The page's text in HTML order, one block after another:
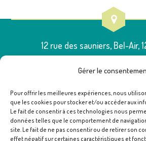
Gérer le
Pour offrir les meilleures expériences, nous
que les cookies pour stocker et/ou accéder aux
Le fait de consentir à ces technologies nous
données telles que le comportement de
site. Le fait de ne pas consentir ou de retirer son
effet négatif sur certaines caractéristiques et
12 rue des sauniers, Bel-Air,
05 65 75 54 00